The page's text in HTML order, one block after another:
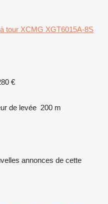
tour XCMG XGT6015A-8S
€
de levée 200 m
annonces de cette